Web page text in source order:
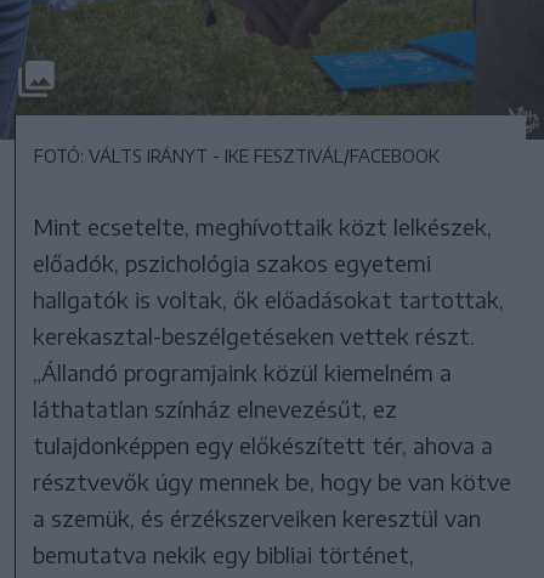
FOTÓ: VÁLTS IRÁNYT - IKE FESZTIVÁL/FACEBOOK
Mint ecsetelte, meghívottaik közt lelkészek,
előadók, pszichológia szakos egyetemi
hallgatók is voltak, ők előadásokat tartottak,
kerekasztal-beszélgetéseken vettek részt.
„Állandó programjaink közül kiemelném a
láthatatlan színház elnevezésűt, ez
tulajdonképpen egy előkészített tér, ahova a
résztvevők úgy mennek be, hogy be van kötve
a szemük, és érzékszerveiken keresztül van
bemutatva nekik egy bibliai történet,